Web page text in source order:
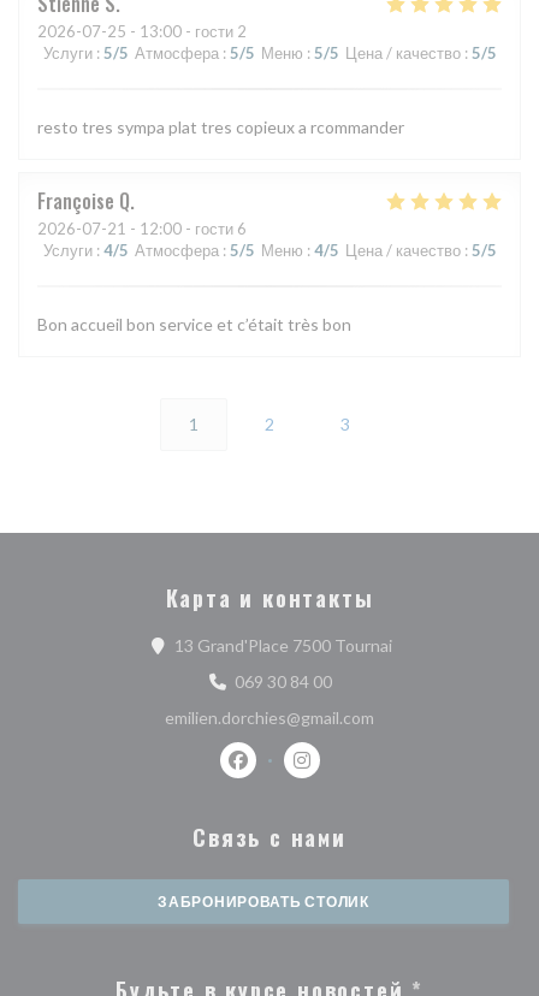
2026-07-25 - 13:00 - гости 2
Услуги : 5/5 Атмосфера : 5/5 Меню : 5/5 Цена / качество : 5/5
resto tres sympa plat tres copieux a rcommander
Françoise Q
2026-07-21 - 12:00 - гости 6
Услуги : 4/5 Атмосфера : 5/5 Меню : 4/5 Цена / качество : 5/5
Bon accueil bon service et c’était très bon
1 2 3
Карта и контакты
13 Grand'Place 7500 Tournai((открывается в
069 30 84 00
emilien.dorchies@gmail.com
Facebook ((открывается в новом
Instagram ((открывается в
Связь с нами
ЗАБРОНИРОВАТЬ СТОЛИК